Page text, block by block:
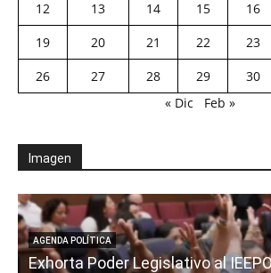
12
13 14 15 16
19
20 21 22 23
26
27 28 29 30
« Dic
Feb »
Imagen
AGENDA POLÍTICA
Exhorta Poder Legislativo al